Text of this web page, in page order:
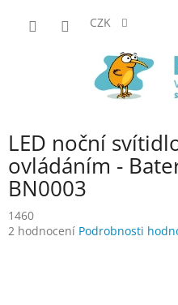
CZK
LED noční
ovládáním -
BN0003
1460
Průměrné
2 hodnocení Podrobnosti